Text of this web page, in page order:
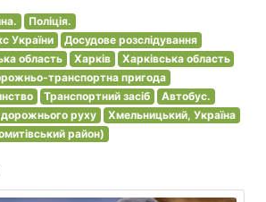
Поліція.
України
Досудове розслідування
область Харків
Харківська область
транспортна пригода
Транспортний засіб
Автобус.
дорожнього руху
Хмельницький, Україна
район)